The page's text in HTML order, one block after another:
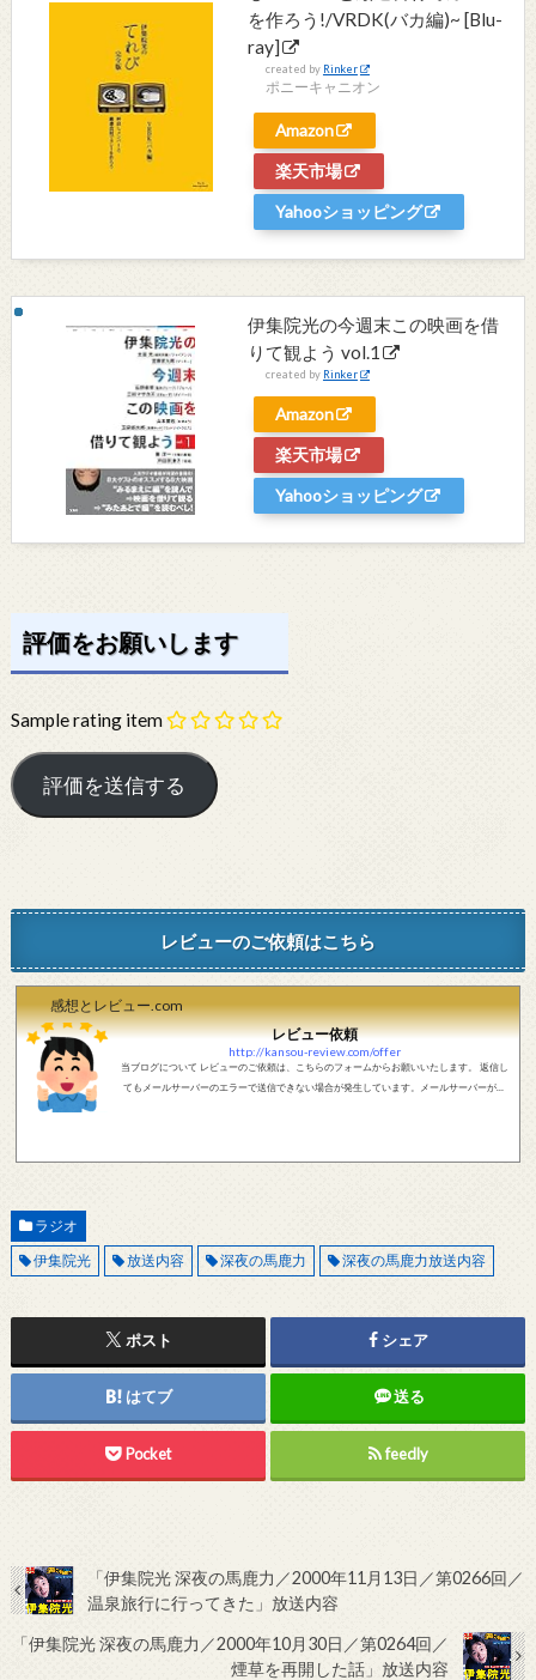
を作ろう!/VRDK(バカ編)~ [Blu-
ray]
created by Rinker
ポニーキャニオン
Amazon
楽天市場
Yahooショッピング
伊集院光の今週末この映画を借
りて観よう vol.1
created by Rinker
Amazon
楽天市場
Yahooショッピング
評価をお願いします
Sample rating item
レビューのご依頼はこちら
感想とレビュー.com
レビュー依頼
http://kansou-review.com/offer
当ブログについて レビューのご依頼は、こちらのフォームからお願いいたします。 返信し
てもメールサーバーのエラーで送信できない場合が発生しています。メールサーバーが正
ラジオ
伊集院光
放送内容 深夜の馬鹿力 深夜の馬鹿力放送内容
ポスト シェア
はてブ 送る
Pocket feedly
「伊集院光 深夜の馬鹿力／2000年11月13日／第0266回／
温泉旅行に行ってきた」放送内容
「伊集院光 深夜の馬鹿力／2000年10月30日／第0264回／
煙草を再開した話」放送内容